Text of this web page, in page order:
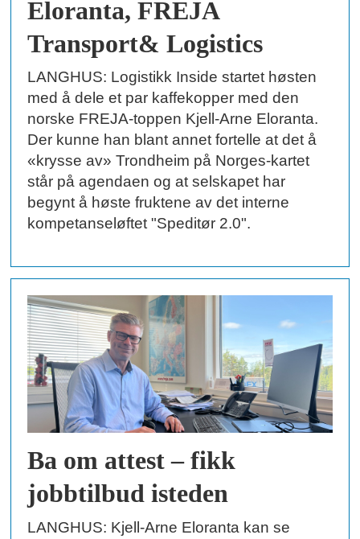
Eloranta, FREJA
Transport& Logistics
LANGHUS: Logistikk Inside startet høsten
med å dele et par kaffekopper med den
norske FREJA-toppen Kjell-Arne Eloranta.
Der kunne han blant annet fortelle at det å
«krysse av» Trondheim på Norges-kartet
står på agendaen og at selskapet har
begynt å høste fruktene av det interne
kompetanseløftet "Speditør 2.0".
Ba om attest – fikk
jobbtilbud isteden
LANGHUS: Kjell-Arne Eloranta kan se